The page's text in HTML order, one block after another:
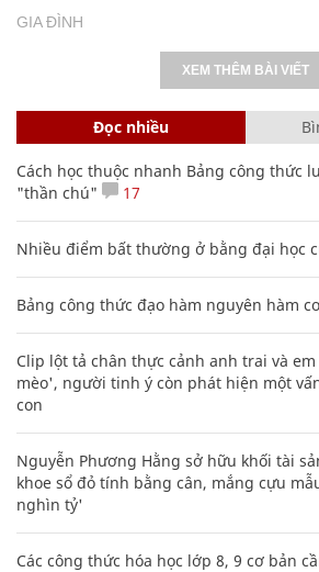
GIA ĐÌNH
XEM THÊM BÀI VIẾT
Đọc nhiều
Cách học thuộc nhanh Bảng công thức
"thần chú"
17
Nhiều điểm bất thường ở bằng đại học
Bảng công thức đạo hàm nguyên hàm
Clip lột tả chân thực cảnh anh trai và
mèo', người tinh ý còn phát hiện một
con
Nguyễn Phương Hằng sở hữu khối tài
khoe sổ đỏ tính bằng cân, mắng cựu
nghìn tỷ'
Các công thức hóa học lớp 8, 9 cơ bản